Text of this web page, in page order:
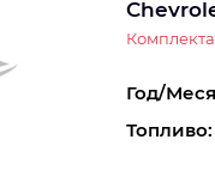
Год/
Топливо: